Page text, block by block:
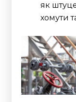
як
хомути